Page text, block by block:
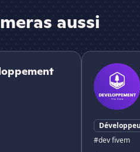
aussi
𝐓𝐡𝐞 𝐂𝐨𝐫𝐞
#dev fivem